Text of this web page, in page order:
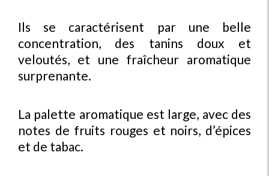
Ils se caractérisent par une belle
concentration, des tanins doux et
veloutés, et une fraîcheur aromatique
surprenante.
La palette aromatique est large, avec des
notes de fruits rouges et noirs, d’épices
et de tabac.